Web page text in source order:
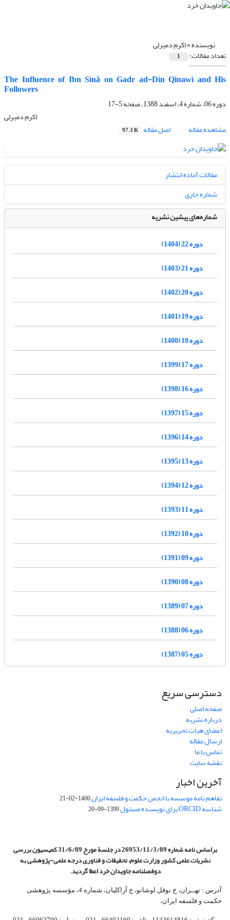
نویسنده =اِکرم دمیرلی
تعداد مقالات: 1
The Influence of Ibn Sìnå on Gadr ad-Dìn Qinawì and His
Followers
دوره 06، شماره 4، اسفند 1388، صفحه
5-17
اِکرم دمیرلی
مشاهده مقاله
اصل مقاله 97.3 K
مقالات آماده انتشار
شماره جاری
شماره‌های پیشین نشریه
دوره 22 (1404)
دوره 21 (1403)
دوره 20 (1402)
دوره 19 (1401)
دوره 18 (1400)
دوره 17 (1399)
دوره 16 (1398)
دوره 15 (1397)
دوره 14 (1396)
دوره 13 (1395)
دوره 12 (1394)
دوره 11 (1393)
دوره 10 (1392)
دوره 09 (1391)
دوره 08 (1390)
دوره 07 (1389)
دوره 06 (1388)
دوره 05 (1387)
دسترسی سریع
صفحه اصلی
درباره نشریه
اعضای هیات تحریریه
ارسال مقاله
تماس با ما
نقشه سایت
آخرین اخبار
تفاهم نامه موسسه با انجمن حکمت و فلسفه ایران1400-02-21
شناسه ORCID برای نویسنده مسئول 1399-09-20
براساس نامه شماره 26953/11/3/89 در جلسة مورخ 31/6/89 کمیسیون
بررسی
نشریات علمی کشور وزارت علوم، تحقیقات و فناوری درجه علمی‌-پژوهشیبه
دوفصلنامه جاویدان خرد اعطا گردید.
آدرس : تهــران، خ نوفل لوشاتو، خ آراکلیان، شماره 4،‌ مؤسسه پژوهشی
حکمت و فلسفه ایران،‌